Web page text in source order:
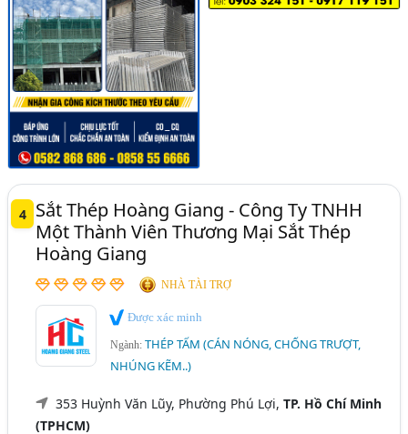
4
Sắt Thép Hoàng Giang - Công Ty TNHH
Một Thành Viên Thương Mại Sắt Thép
Hoàng Giang
NHÀ TÀI TRỢ
Được xác minh
Ngành:THÉP TẤM (CÁN NÓNG, CHỐNG TRƯỢT,
NHÚNG KẼM..)
353 Huỳnh Văn Lũy, Phường Phú Lợi,TP. Hồ Chí Minh
(TPHCM)